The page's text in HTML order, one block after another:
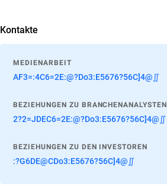
Kontakte
MEDIENARBEIT
AF3=:4C6=2E:@?Do3:E5676?56C]4@∬
BEZIEHUNGEN ZU BRANCHENANALYSTEN
2?2=JDEC6=2E:@?Do3:E5676?56C]4@∬
BEZIEHUNGEN ZU DEN INVESTOREN
:?G6DE@CDo3:E5676?56C]4@∬